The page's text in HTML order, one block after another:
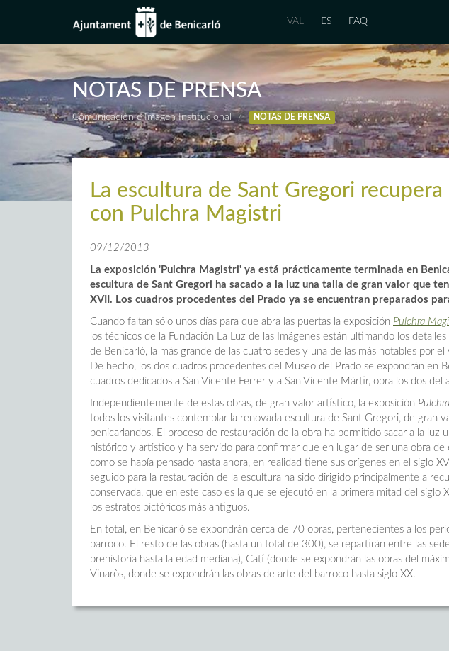
VAL ES FAQ
NOTAS DE PRENSA
Comunicación e Imagen Institucional NOTAS DE PRENSA
La escultura de Sant Gregori
con Pulchra Magistri
09/12/2013
La exposición 'Pulchra Magistri' ya está prácticamente terminada en
escultura de Sant Gregori ha sacado a la luz una talla de gran valor que
XVII. Los cuadros procedentes del Prado ya se encuentran preparados
Cuando faltan sólo unos días para que abra las puertas la exposición Pulchra
los técnicos de la Fundación La Luz de las Imágenes están ultimando los
de Benicarló, la más grande de las cuatro sedes y una de las más notables por
De hecho, los dos cuadros procedentes del Museo del Prado se expondrán en
cuadros dedicados a San Vicente Ferrer y a San Vicente Mártir, obra los dos del
Independientemente de estas obras, de gran valor artístico, la exposición
todos los visitantes contemplar la renovada escultura de Sant Gregori, de gran
benicarlandos. El proceso de restauración de la obra ha permitido sacar a la luz
histórico y artístico y ha servido para confirmar que en lugar de ser una obra de
como se había pensado hasta ahora, en realidad tiene sus orígenes en el siglo
seguido para la restauración de la escultura ha sido dirigido principalmente a
conservada, que en este caso es la que se ejecutó en la primera mitad del siglo
los estratos pictóricos más antiguos.
En total, en Benicarló se expondrán cerca de 70 obras, pertenecientes a los
barroco. El resto de las obras (hasta un total de 300), se repartirán entre las
prehistoria hasta la edad mediana), Catí (donde se expondrán las obras del
Vinaròs, donde se expondrán las obras de arte del barroco hasta siglo XX.